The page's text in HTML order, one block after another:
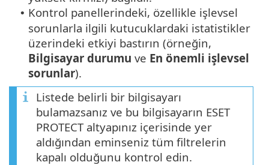
• Kontrol panellerindeki, özellikle işlevsel
sorunlarla ilgili kutucuklardaki istatistikler
üzerindeki etkiyi bastırın (örneğin,
Bilgisayar durumu ve En önemli işlevsel
sorunlar).
Listede belirli bir bilgisayarı
bulamazsanız ve bu bilgisayarın ESET
PROTECT altyapınız içerisinde yer
aldığından eminseniz tüm filtrelerin
kapalı olduğunu kontrol edin.